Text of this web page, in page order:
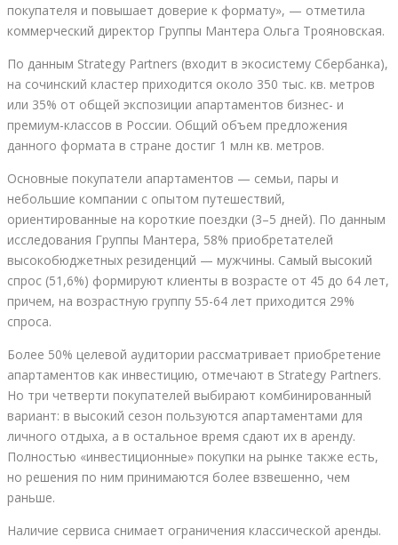
покупателя и повышает доверие к формату», — отметила
коммерческий директор Группы Мантера Ольга Трояновская.
По данным Strategy Partners (входит в экосистему Сбербанка),
на сочинский кластер приходится около 350 тыс. кв. метров
или 35% от общей экспозиции апартаментов бизнес- и
премиум-классов в России. Общий объем предложения
данного формата в стране достиг 1 млн кв. метров.
Основные покупатели апартаментов — семьи, пары и
небольшие компании с опытом путешествий,
ориентированные на короткие поездки (3–5 дней). По данным
исследования Группы Мантера, 58% приобретателей
высокобюджетных резиденций — мужчины. Самый высокий
спрос (51,6%) формируют клиенты в возрасте от 45 до 64 лет,
причем, на возрастную группу 55-64 лет приходится 29%
спроса.
Более 50% целевой аудитории рассматривает приобретение
апартаментов как инвестицию, отмечают в Strategy Partners.
Но три четверти покупателей выбирают комбинированный
вариант: в высокий сезон пользуются апартаментами для
личного отдыха, а в остальное время сдают их в аренду.
Полностью «инвестиционные» покупки на рынке также есть,
но решения по ним принимаются более взвешенно, чем
раньше.
Наличие сервиса снимает ограничения классической аренды.